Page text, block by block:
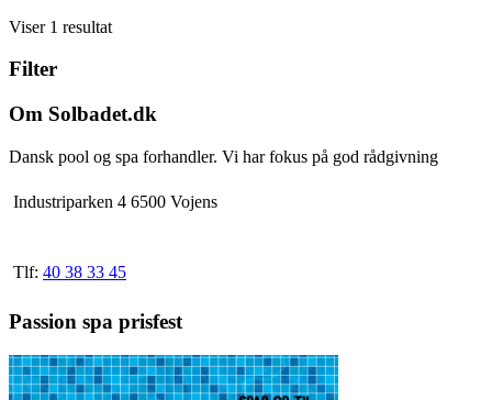
vare
flere
Mulighederne
kan
vælges
på
Viser 1 resultat
Filter
Om Solbadet.dk
Dansk pool og spa forhandler. Vi har fokus på god rådgivning
Industriparken 4 6500 Vojens
Tlf: 40 38 33 45
Passion spa prisfest